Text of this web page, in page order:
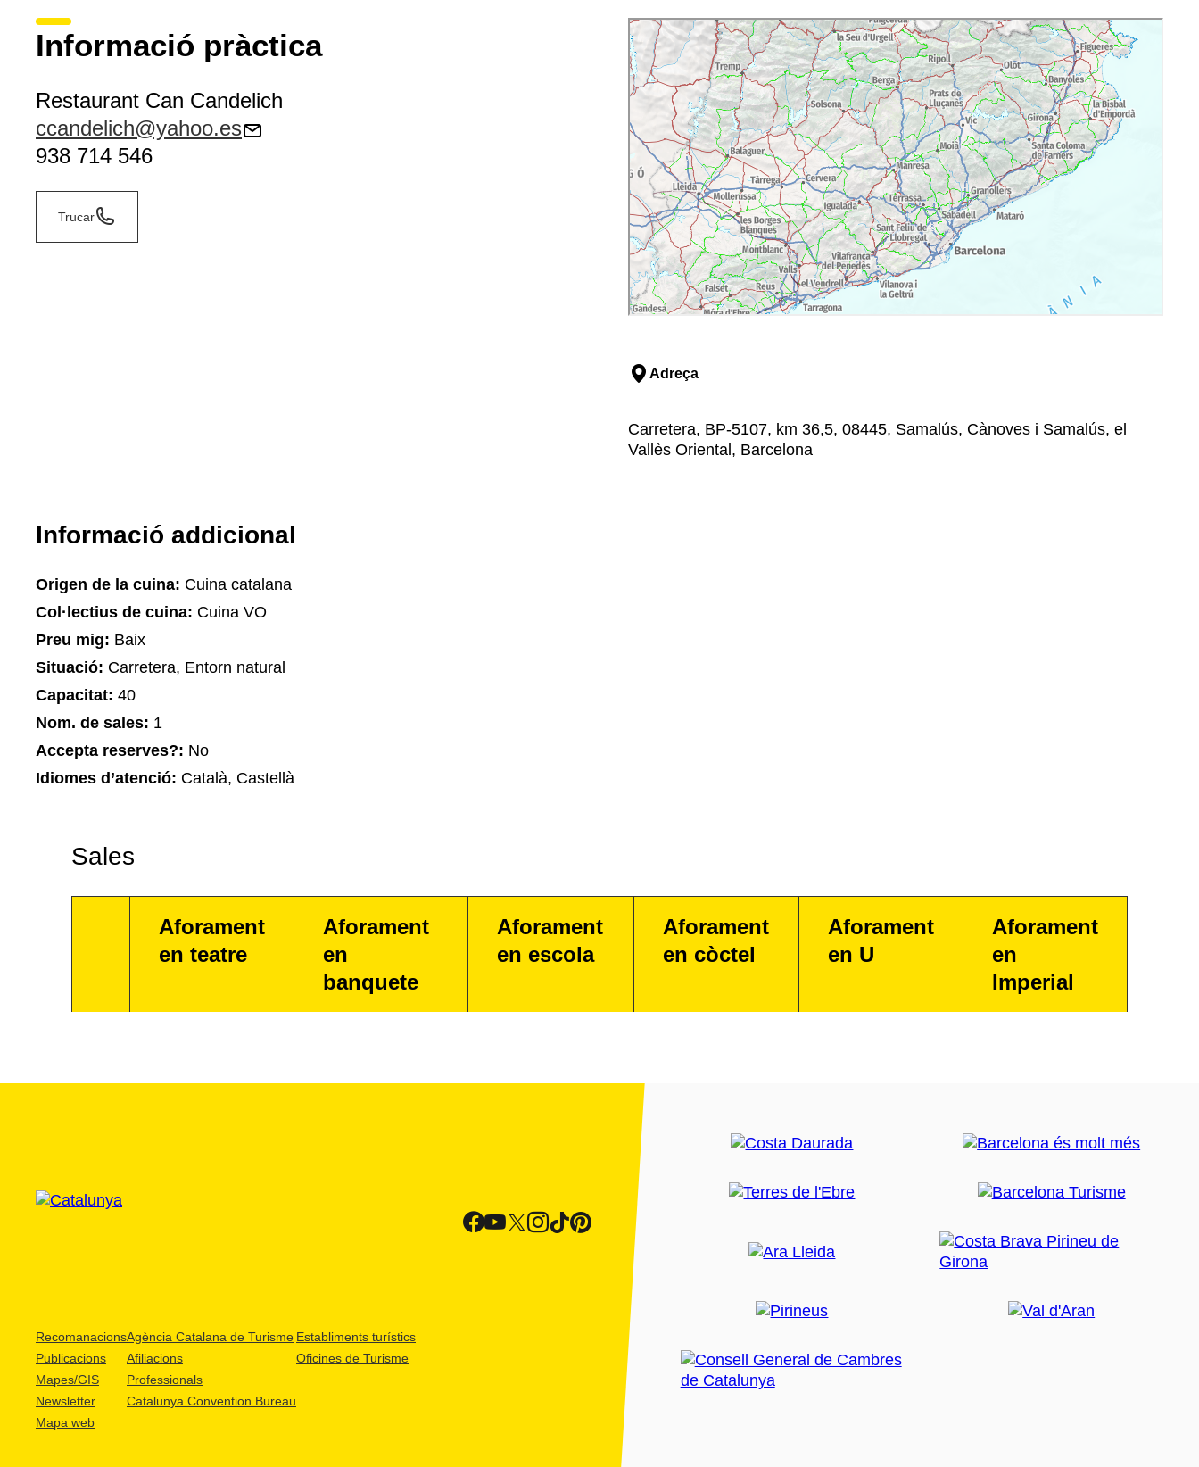
Informació pràctica
Restaurant Can Candelich
ccandelich@yahoo.es
938 714 546
Trucar
Adreça
Carretera, BP-5107, km 36,5, 08445, Samalús, Cànoves i Samalús, el
Vallès Oriental, Barcelona
Informació addicional
Origen de la cuina: Cuina catalana
Col·lectius de cuina: Cuina VO
Preu mig: Baix
Situació: Carretera, Entorn natural
Capacitat: 40
Nom. de sales: 1
Accepta reserves?: No
Idiomes d’atenció: Català, Castellà
Sales
Aforament
en teatre
Aforament
en
banquete
Aforament
en escola
Aforament
en còctel
Aforament
en U
Aforament
en
Imperial
Recomanacions
Publicacions
Mapes/GIS
Newsletter
Mapa web
Agència Catalana de Turisme
Afiliacions
Professionals
Catalunya Convention Bureau
Establiments turístics
Oficines de Turisme